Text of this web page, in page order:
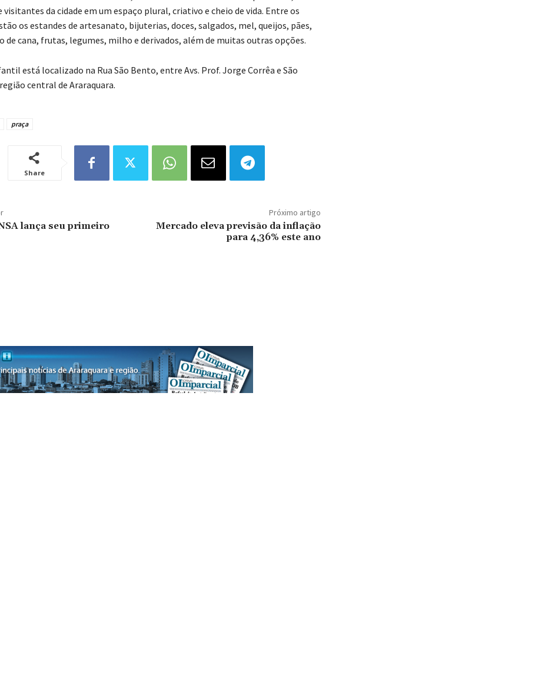
visitantes da cidade em um espaço plural, criativo e cheio de vida. Entre os
os estandes de artesanato, bijuterias, doces, salgados, mel, queijos, pães,
de cana, frutas, legumes, milho e derivados, além de muitas outras opções.
está localizado na Rua São Bento, entre Avs. Prof. Jorge Corrêa e São
central de Araraquara.
praça
Share
lança seu primeiro
Próximo artigo
Mercado eleva previsão da inflação
para 4,36% este ano